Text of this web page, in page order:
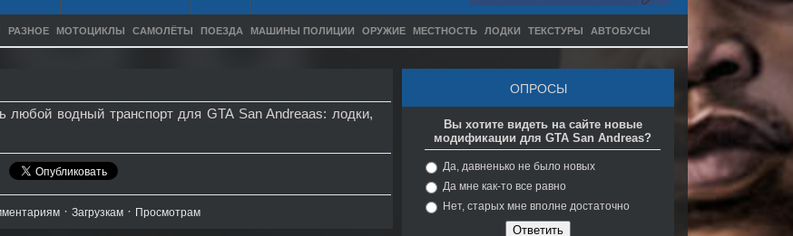
РАЗНОЕ МОТОЦИКЛЫ САМОЛЁТЫ ПОЕЗДА МАШИНЫ ПОЛИЦИИ ОРУЖИЕ МЕСТНОСТЬ ЛОДКИ ТЕКСТУРЫ АВТОБУСЫ
любой водный транспорт для GTA San Andreaas: лодки,
· Загрузкам · Просмотрам
ОПРОСЫ
Вы хотите видеть на сайте новые
модификации для GTA San Andreas?
Да, давненько не было новых
Да мне как-то все равно
Нет, старых мне вполне достаточно